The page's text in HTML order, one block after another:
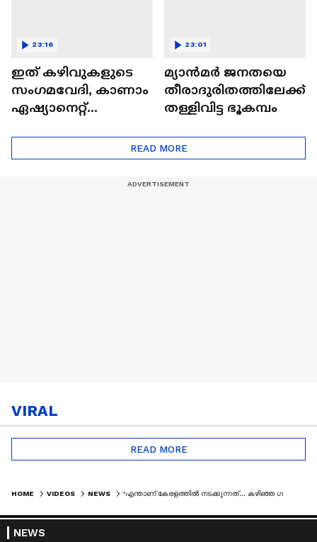
ഇത് കഴിവുകളുടെ
സംഗമവേദി, കാണാം
ഏഷ്യാനെറ്റ്
23:16
മ്യാൻമർ ജനതയെ
തീരാദുരിതത്തിലേക്ക്
തള്ളിവിട്ട ഭൂകമ്പം
23:01
READ MORE
VIRAL
READ MORE
HOME VIDEOS NEWS
NEWS